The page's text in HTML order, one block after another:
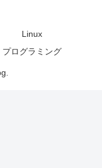
Linux
プログラミング